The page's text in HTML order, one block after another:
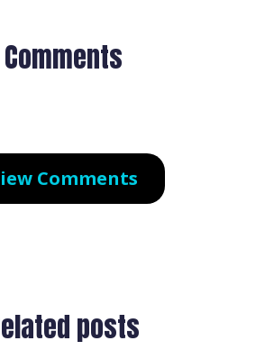
Comments
Comments
posts